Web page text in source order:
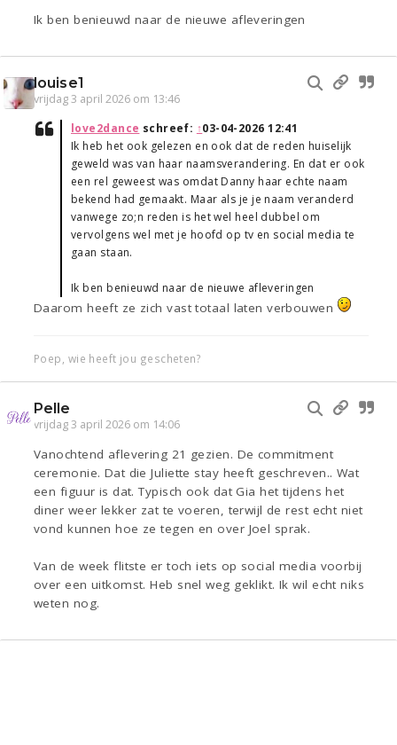
Ik ben benieuwd naar de nieuwe afleveringen
louise1
vrijdag 3 april 2026 om 13:46
love2dance schreef: ↑03-04-2026 12:41
Ik heb het ook gelezen en ook dat de reden huiselijk
geweld was van haar naamsverandering. En dat er ook
een rel geweest was omdat Danny haar echte naam
bekend had gemaakt. Maar als je je naam veranderd
vanwege zo;n reden is het wel heel dubbel om
vervolgens wel met je hoofd op tv en social media te
gaan staan.
Ik ben benieuwd naar de nieuwe afleveringen
Daarom heeft ze zich vast totaal laten verbouwen
Poep, wie heeft jou gescheten?
Pelle
vrijdag 3 april 2026 om 14:06
Vanochtend aflevering 21 gezien. De commitment
ceremonie. Dat die Juliette stay heeft geschreven.. Wat
een figuur is dat. Typisch ook dat Gia het tijdens het
diner weer lekker zat te voeren, terwijl de rest echt niet
vond kunnen hoe ze tegen en over Joel sprak.
Van de week flitste er toch iets op social media voorbij
over een uitkomst. Heb snel weg geklikt. Ik wil echt niks
weten nog.